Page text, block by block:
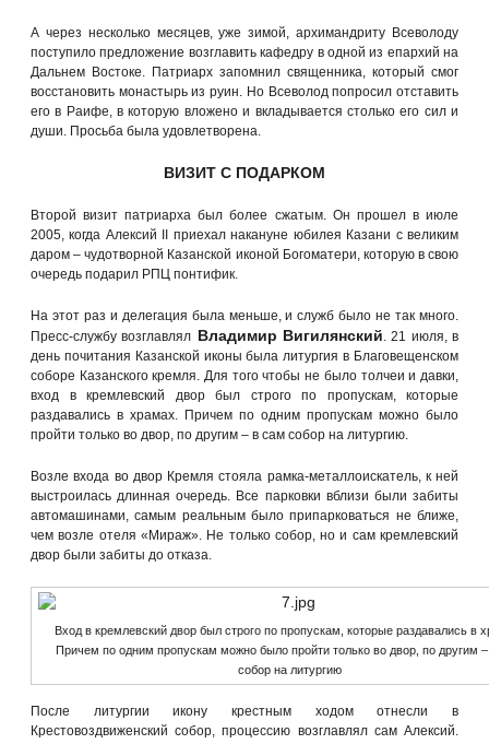
А через несколько месяцев, уже зимой, архимандриту Всеволоду
поступило предложение возглавить кафедру в одной из епархий на
Дальнем Востоке. Патриарх запомнил священника, который смог
восстановить монастырь из руин. Но Всеволод попросил отставить
его в Раифе, в которую вложено и вкладывается столько его сил и
души. Просьба была удовлетворена.
ВИЗИТ С ПОДАРКОМ
Второй визит патриарха был более сжатым. Он прошел в июле
2005, когда Алексий II приехал накануне юбилея Казани с великим
даром – чудотворной Казанской иконой Богоматери, которую в свою
очередь подарил РПЦ понтифик.
На этот раз и делегация была меньше, и служб было не так много.
Пресс-службу возглавлял Владимир Вигилянский . 21 июля, в
день почитания Казанской иконы была литургия в Благовещенском
соборе Казанского кремля. Для того чтобы не было толчеи и давки,
вход в кремлевский двор был строго по пропускам, которые
раздавались в храмах. Причем по одним пропускам можно было
пройти только во двор, по другим – в сам собор на литургию.
Возле входа во двор Кремля стояла рамка-металлоискатель, к ней
выстроилась длинная очередь. Все парковки вблизи были забиты
автомашинами, самым реальным было припарковаться не ближе,
чем возле отеля «Мираж». Не только собор, но и сам кремлевский
двор были забиты до отказа.
Вход в кремлевский двор был строго по пропускам, которые раздавались в
Причем по одним пропускам можно было пройти только во двор, по другим
собор на литургию
После литургии икону крестным ходом отнесли в
Крестовоздвиженский собор, процессию возглавлял сам Алексий.